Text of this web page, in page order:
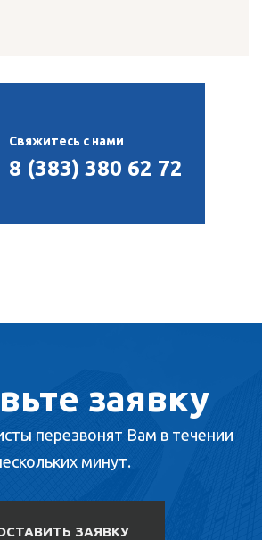
Свяжитесь с нами
8 (383) 380 62 72
заявку
перезвонят Вам в течении
минут.
ЗАЯВКУ